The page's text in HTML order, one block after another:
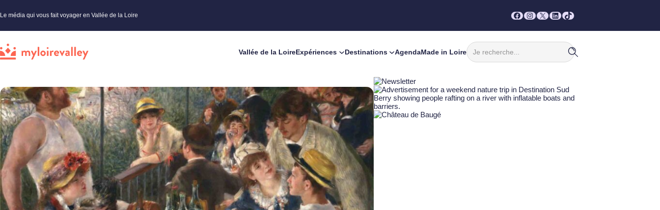
Le média qui vous fait voyager en Vallée de la Loire Facebook
Instagram
X LinkedIn
TikTok
Vallée de la LoireExpériences Destinations AgendaMade in Loire
Rechercher